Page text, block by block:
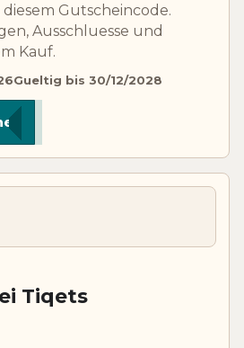
Gutscheincode.
Ausschluesse und
Kauf.
Gueltig bis 30/12/2028
Tiqets